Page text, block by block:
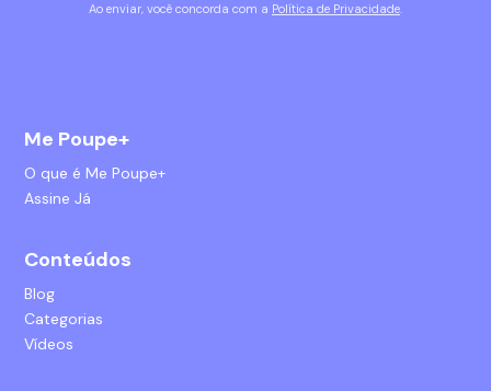
Ao enviar, você concorda com a Política de Privacidade.
Me Poupe+
O que é Me Poupe+
Assine Já
Conteúdos
Blog
Categorias
Vídeos